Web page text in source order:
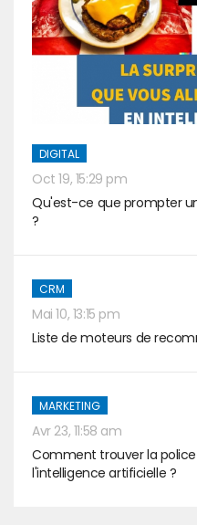
DIGITAL
Oct 19, 15:29 pm
Qu'est-ce que prompter
?
CRM
Mai 10, 13:15 pm
Liste de moteurs de
MARKETING
Avr 23, 11:58 am
Comment trouver la
l'intelligence artificielle ?